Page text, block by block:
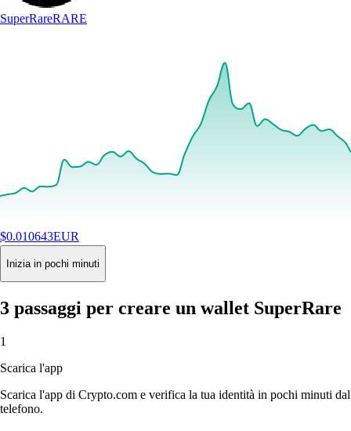
SuperRareRARE
$0.010643EUR
+3.60%24H
Buy
Inizia in pochi minuti
3 passaggi per creare un wallet SuperRare
1
Scarica l'app
Scarica l'app di Crypto.com e verifica la tua identità in pochi minuti dal
telefono.